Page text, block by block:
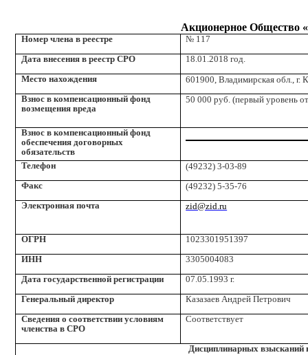
Акционерное Общество
Номер члена в реестре
№ 117
Дата внесения в реестр СРО
18.01.2018 год.
Место нахождения
601900, Владимирская обл., г.
Взнос в компенсационный фонд
возмещения вреда
50 000 руб. (первый уровень
Взнос в компенсационный фонд
обеспечения договорных
обязательств
Телефон
(49232) 3-03-89
Факс
(49232) 5-35-76
Электронная почта
zid@zid.ru
ОГРН
1023301951397
ИНН
3305004083
Дата государственной регистрации
07.05.1993 г.
Генеральный директор
Казазаев Андрей Петрович
Сведения о соответствии условиям
членства в СРО
Соответствует
Дисциплинарных взысканий